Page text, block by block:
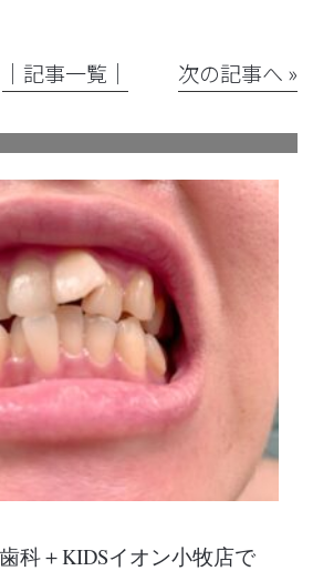
│記事一覧│ 次の記事へ »
科＋KIDSイオン小牧店で